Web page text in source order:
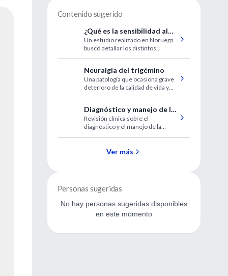
Contenido sugerido
¿Qué es la sensibilidad al
gluten no celíaca?
Un estudio realizado en Noruega
buscó detallar los distintos
que puedan desencadenar la
sensibilidad al gluten no celíaca
Neuralgia del trigémino
Una patología que ocasiona grave
deterioro de la calidad de vida y
Diagnóstico y manejo de la
diarrea infecciosa
Revisión clínica sobre el
diagnóstico y el manejo de la
Ver más
Personas sugeridas
No hay personas sugeridas disponibles
en este momento